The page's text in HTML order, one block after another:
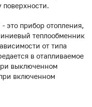
поверхности.
это прибор отопления,
теплообменник
от типа
в отапливаемое
выключенном
включенном